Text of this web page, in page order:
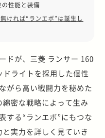
性能と装備
ければ“ランエボ”は誕生し
ドが、三菱 ランサー 160
ライトを採用した個性
がら高い戦闘力を秘めた
密な戦略によって生み
する“ランエボ”にもつな
実力を詳しく見ていき